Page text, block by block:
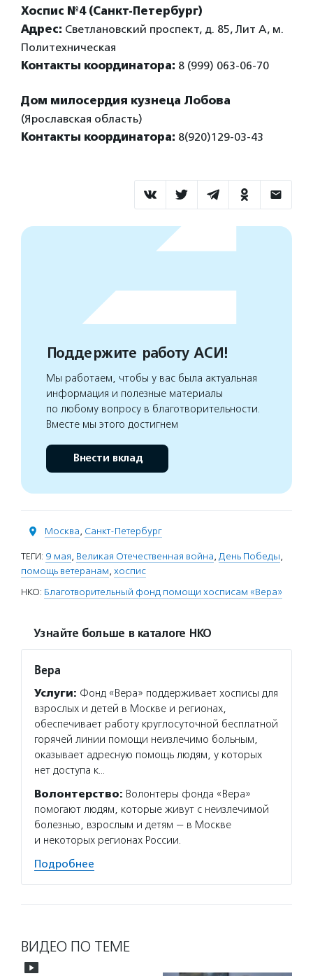
Хоспис №4 (Санкт-Петербург)
Адрес: Светлановский проспект, д. 85, Лит А, м.
Политехническая
Контакты координатора: 8 (999) 063-06-70
Дом милосердия кузнеца Лобова
(Ярославская область)
Контакты координатора: 8(920)129-03-43
Поддержите работу АСИ!
Мы работаем, чтобы у вас была актуальная
информация и полезные материалы
по любому вопросу в благотворительности.
Вместе мы этого достигнем
Внести вклад
Москва, Санкт-Петербург
ТЕГИ: 9 мая, Великая Отечественная война, День Победы,
помощь ветеранам, хоспис
НКО: Благотворительный фонд помощи хосписам «Вера»
Узнайте больше в каталоге НКО
Вера
Услуги: Фонд «Вера» поддерживает хосписы для
взрослых и детей в Москве и регионах,
обеспечивает работу круглосуточной бесплатной
горячей линии помощи неизлечимо больным,
оказывает адресную помощь людям, у которых
нет доступа к…
Волонтерство: Волонтеры фонда «Вера»
помогают людям, которые живут с неизлечимой
болезнью, взрослым и детям — в Москве
и некоторых регионах России.
Подробнее
ВИДЕО ПО ТЕМЕ